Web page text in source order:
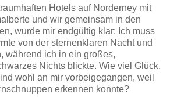
Hotels auf Norderney mit
und wir gemeinsam in den
wurde mir endgültig klar: Ich muss
von der sternenklaren Nacht und
während ich in ein großes,
Nichts blickte. Wie viel Glück,
wohl an mir vorbeigegangen, weil
erkennen konnte?